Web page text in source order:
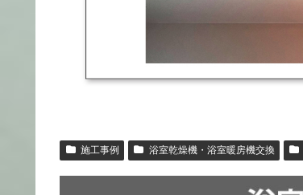
施工事例 浴室乾燥機・浴室暖房機交換